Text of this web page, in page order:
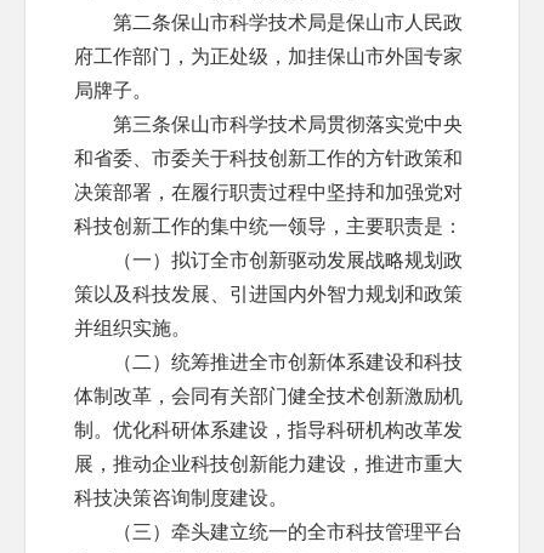
第二条保山市科学技术局是保山市人民政
府工作部门，为正处级，加挂保山市外国专家
局牌子。
第三条保山市科学技术局贯彻落实党中央
和省委、市委关于科技创新工作的方针政策和
决策部署，在履行职责过程中坚持和加强党对
科技创新工作的集中统一领导，主要职责是：
（一）拟订全市创新驱动发展战略规划政
策以及科技发展、引进国内外智力规划和政策
并组织实施。
（二）统筹推进全市创新体系建设和科技
体制改革，会同有关部门健全技术创新激励机
制。优化科研体系建设，指导科研机构改革发
展，推动企业科技创新能力建设，推进市重大
科技决策咨询制度建设。
（三）牵头建立统一的全市科技管理平台